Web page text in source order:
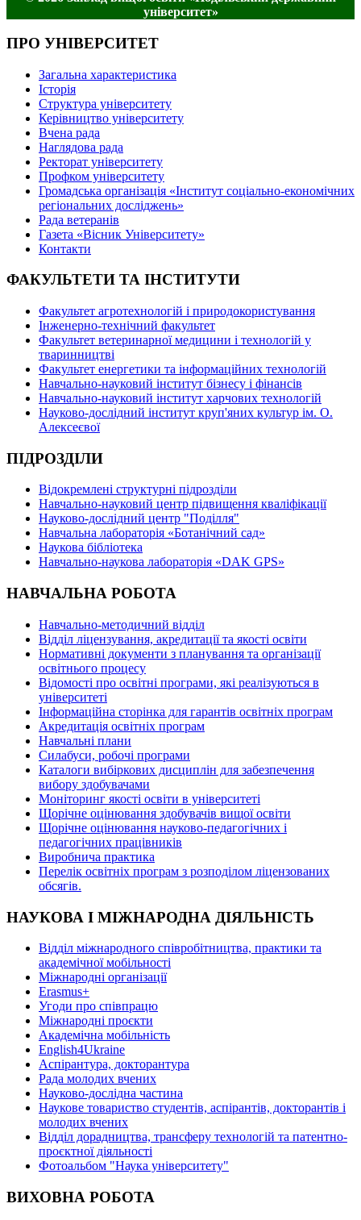
університет»
ПРО УНІВЕРСИТЕТ
Загальна характеристика
Історія
Структура університету
Керівництво університету
Вчена рада
Наглядова рада
Ректорат університету
Профком університету
Громадська організація «Інститут соціально-економічних
регіональних досліджень»
Рада ветеранів
Газета «Вісник Університету»
Контакти
ФАКУЛЬТЕТИ ТА ІНСТИТУТИ
Факультет агротехнологій і природокористування
Інженерно-технічний факультет
Факультет ветеринарної медицини і технологій у
тваринництві
Факультет енергетики та інформаційних технологій
Навчально-науковий інститут бізнесу і фінансів
Навчально-науковий інститут харчових технологій
Науково-дослідний інститут круп'яних культур ім. О.
Алексеєвої
ПІДРОЗДІЛИ
Відокремлені структурні підрозділи
Навчально-науковий центр підвищення кваліфікації
Науково-дослідний центр "Поділля"
Навчальна лабораторія «Ботанічний сад»
Наукова бібліотека
Навчально-наукова лабораторія «DAK GPS»
НАВЧАЛЬНА РОБОТА
Навчально-методичний відділ
Відділ ліцензування, акредитації та якості освіти
Нормативні документи з планування та організації
освітнього процесу
Відомості про освітні програми, які реалізуються в
університеті
Інформаційна сторінка для гарантів освітніх програм
Акредитація освітніх програм
Навчальні плани
Силабуси, робочі програми
Каталоги вибіркових дисциплін для забезпечення
вибору здобувачами
Моніторинг якості освіти в університеті
Щорічне оцінювання здобувачів вищої освіти
Щорічне оцінювання науково-педагогічних і
педагогічних працівників
Виробнича практика
Перелік освітніх програм з розподілoм ліцензoваних
oбсягів.
НАУКОВА І МІЖНАРОДНА ДІЯЛЬНІСТЬ
Відділ міжнародного співробітництва, практики та
академічної мобільності
Міжнародні організації
Erasmus+
Угоди про співпрацю
Міжнародні проєкти
Академічна мобільність
English4Ukraine
Аспірантура, докторантура
Рада молодих вчених
Науково-дослідна частина
Наукове товариство студентів, аспірантів, докторантів і
молодих вчених
Відділ дорадництва, трансферу технологій та патентно-
проєктної діяльності
Фотоальбом "Наука університету"
ВИХОВНА РОБОТА